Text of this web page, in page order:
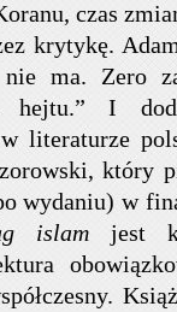
czas
krytykę.
ma. Zero
hejtu.” I
literaturze
który
wydaniu) w
islam jest